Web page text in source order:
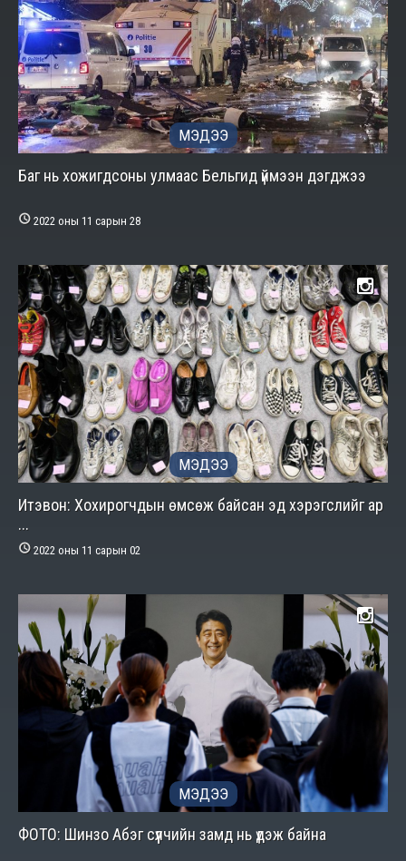
МЭДЭЭ
Баг нь хожигдсоны улмаас Бельгид үймээн дэгджээ
 2022 оны 11 сарын 28
МЭДЭЭ
Итэвон: Хохирогчдын өмсөж байсан эд хэрэгслийг ар
...
 2022 оны 11 сарын 02
МЭДЭЭ
ФОТО: Шинзо Абэг сүүлчийн замд нь үдэж байна